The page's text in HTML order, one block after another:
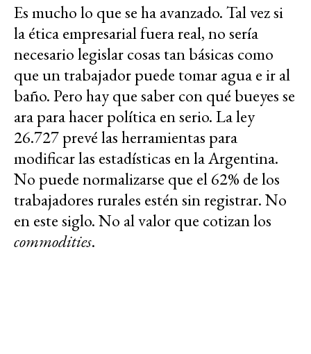
Es mucho lo que se ha avanzado. Tal vez si
la ética empresarial fuera real, no sería
necesario legislar cosas tan básicas como
que un trabajador puede tomar agua e ir al
baño. Pero hay que saber con qué bueyes se
ara para hacer política en serio. La ley
26.727 prevé las herramientas para
modificar las estadísticas en la Argentina.
No puede normalizarse que el 62% de los
trabajadores rurales estén sin registrar. No
en este siglo. No al valor que cotizan los
commodities.